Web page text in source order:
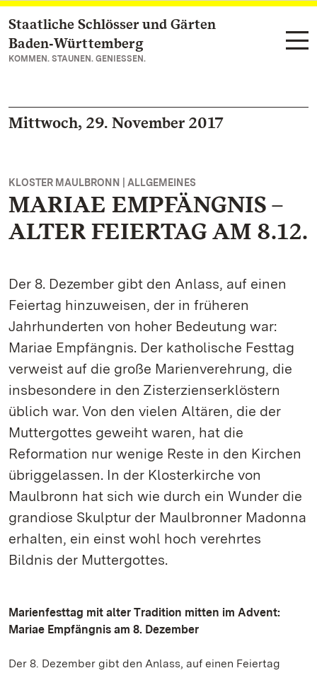
Zum Hauptinhalt springen
Staatliche Schlösser und Gärten
Baden‑Württemberg
KOMMEN. STAUNEN. GENIESSEN.
Mittwoch, 29. November 2017
KLOSTER MAULBRONN | ALLGEMEINES
MARIAE EMPFÄNGNIS –
ALTER FEIERTAG AM 8.12.
Der 8. Dezember gibt den Anlass, auf einen
Feiertag hinzuweisen, der in früheren
Jahrhunderten von hoher Bedeutung war:
Mariae Empfängnis. Der katholische Festtag
verweist auf die große Marienverehrung, die
insbesondere in den Zisterzienserklöstern
üblich war. Von den vielen Altären, die der
Muttergottes geweiht waren, hat die
Reformation nur wenige Reste in den Kirchen
übriggelassen. In der Klosterkirche von
Maulbronn hat sich wie durch ein Wunder die
grandiose Skulptur der Maulbronner Madonna
erhalten, ein einst wohl hoch verehrtes
Bildnis der Muttergottes.
Marienfesttag mit alter Tradition mitten im Advent:
Mariae Empfängnis am 8. Dezember
Der 8. Dezember gibt den Anlass, auf einen Feiertag